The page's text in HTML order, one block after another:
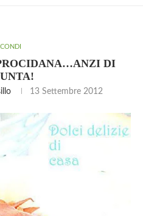
DI
13 Settembre 2012